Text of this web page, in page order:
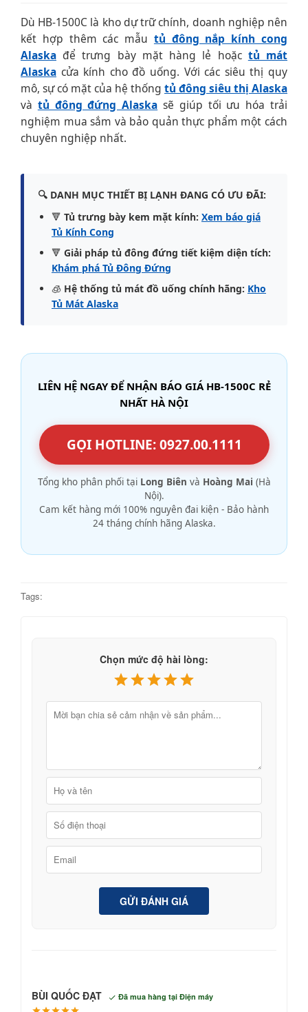
Dù HB-1500C là kho dự trữ chính, doanh nghiệp nên
kết hợp thêm các mẫu tủ đông nắp kính cong
Alaska để trưng bày mặt hàng lẻ hoặc tủ mát
Alaska cửa kính cho đồ uống. Với các siêu thị quy
mô, sự có mặt của hệ thống tủ đông siêu thị Alaska
và tủ đông đứng Alaska sẽ giúp tối ưu hóa trải
nghiệm mua sắm và bảo quản thực phẩm một cách
chuyên nghiệp nhất.
🔍 DANH MỤC THIẾT BỊ LẠNH ĐANG CÓ ƯU ĐÃI:
🔻 Tủ trưng bày kem mặt kính: Xem báo giá
Tủ Kính Cong
🔻 Giải pháp tủ đông đứng tiết kiệm diện tích:
Khám phá Tủ Đông Đứng
🧊 Hệ thống tủ mát đồ uống chính hãng: Kho
Tủ Mát Alaska
LIÊN HỆ NGAY ĐỂ NHẬN BÁO GIÁ HB-1500C RẺ
NHẤT HÀ NỘI
GỌI HOTLINE: 0927.00.1111
Tổng kho phân phối tại Long Biên và Hoàng Mai (Hà
Nội).
Cam kết hàng mới 100% nguyên đai kiện - Bảo hành
24 tháng chính hãng Alaska.
Tags:
Chọn mức độ hài lòng:
GỬI ĐÁNH GIÁ
BÙI QUỐC ĐẠT Đã mua hàng tại Điện máy